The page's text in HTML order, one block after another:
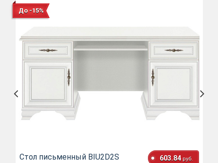
До -15%
Стол письменный BIU2D2S 603.84 руб.